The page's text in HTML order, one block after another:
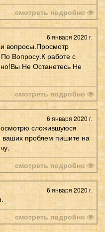
смотреть подробно
6 января 2020 г.
вопросы.Просмотр
Вопросу.К работе с
Не Останетесь Не
смотреть подробно
6 января 2020 г.
сложившуюся
проблем пишите на
смотреть подробно
6 января 2020 г.
смотреть подробно